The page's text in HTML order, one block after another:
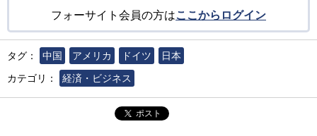
フォーサイト会員の方はここからログイン
タグ： 中国 アメリカ ドイツ
日本
カテゴリ：
経済・ビジネス
ポスト